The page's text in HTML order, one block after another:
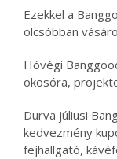
Ezekkel a
olcsóbban
Hóvégi
okosóra,
Durva júliusi
kedvezmény
fejhallgató,